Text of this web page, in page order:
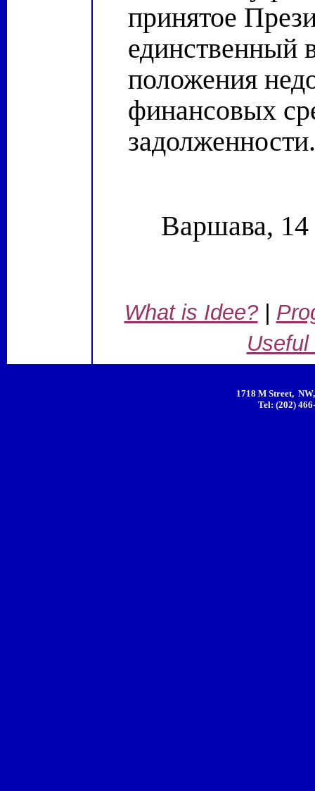
принятое
единственный
положения
финансовых
задолженности.
Варшава, 14
What is Idee?|
1718 M Street,
Tel: (202)